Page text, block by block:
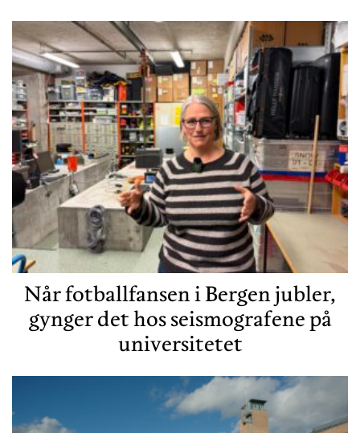
Når fotballfansen i Bergen jubler,
gynger det hos seismografene på
universitetet